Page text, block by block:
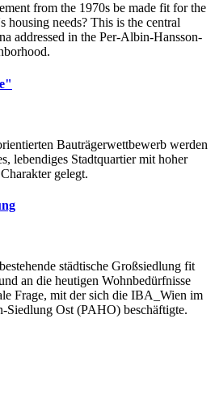
from the 1970s be made fit for the
housing needs? This is the central
addressed in the Per-Albin-Hansson-
Bauträgerwettbewerb werden
lebendiges Stadtquartier mit hoher
gelegt.
städtische Großsiedlung fit
an die heutigen Wohnbedürfnisse
Frage, mit der sich die IBA_Wien im
Siedlung Ost (PAHO) beschäftigte.